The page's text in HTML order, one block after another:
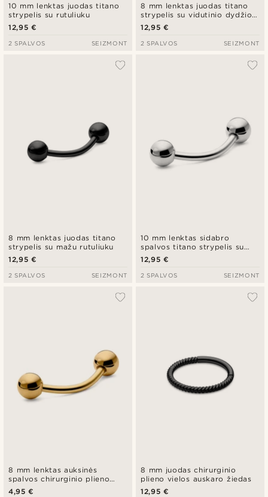
10 mm lenktas juodas titano
strypelis su rutuliuku
12,95 €
2 SPALVOS SEIZMONT
8 mm lenktas juodas titano
strypelis su vidutinio dydžio
rutuliuku
12,95 €
2 SPALVOS SEIZMONT
8 mm lenktas juodas titano
strypelis su mažu rutuliuku
12,95 €
2 SPALVOS SEIZMONT
10 mm lenktas sidabro
spalvos titano strypelis su
rutuliuku
12,95 €
2 SPALVOS SEIZMONT
8 mm lenktas auksinės
spalvos chirurginio plieno
strypelis su rutuliuku
4,95 €
8 mm juodas chirurginio
plieno vielos auskaro žiedas
12,95 €